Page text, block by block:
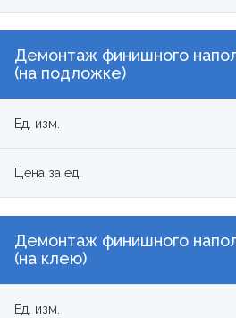
Демонтаж финишного
(на подложке)
Ед. изм.
Цена за ед.
Демонтаж финишного
(на клею)
Ед. изм.